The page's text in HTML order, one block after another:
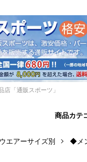
店「通販スポーツ」
商品カテ
エアーサイズ別 ◆メ